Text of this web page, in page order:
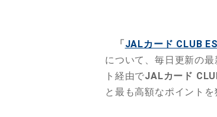
「JALカード CLUB
について、毎日更新の
ト経由でJALカード
と最も高額なポイントを